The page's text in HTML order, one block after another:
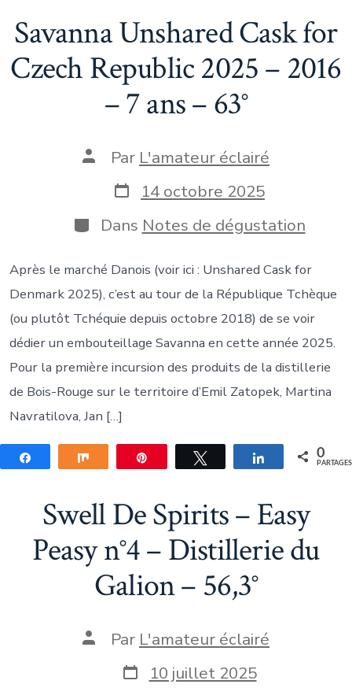
Savanna Unshared Cask for
Czech Republic 2025 – 2016
– 7 ans – 63°
Auteur
publication
Par L'amateur éclairé
Date
de
publication
14 octobre 2025
Catégories
Dans Notes de dégustation
Après le marché Danois (voir ici : Unshared Cask for
Denmark 2025), c’est au tour de la République Tchèque
(ou plutôt Tchéquie depuis octobre 2018) de se voir
dédier un embouteillage Savanna en cette année 2025.
Pour la première incursion des produits de la distillerie
de Bois-Rouge sur le territoire d’Emil Zatopek, Martina
Navratilova, Jan […]
Partagez Partagez Tweetez Partagez 0
PARTAGES
Swell De Spirits – Easy
Peasy n°4 – Distillerie du
Galion – 56,3°
Auteur
publication
Par L'amateur éclairé
Date
de
10 juillet 2025